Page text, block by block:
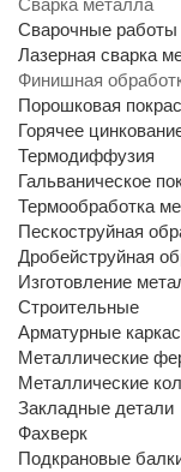
Сварочные работы
Лазерная сварка
Финишная
Порошковая
Горячее
Термодиффузия
Гальваническое
Термообработка
Пескоструйная
Дробейструйная
Изготовление
Строительные
Арматурные
Металлические
Металлические
Закладные детали
Фахверк
Подкрановые